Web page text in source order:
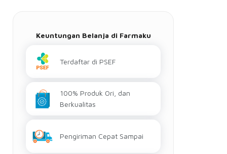
Keuntungan Belanja di Farmaku
Terdaftar di PSEF
100% Produk Ori, dan
Berkualitas
Pengiriman Cepat Sampai